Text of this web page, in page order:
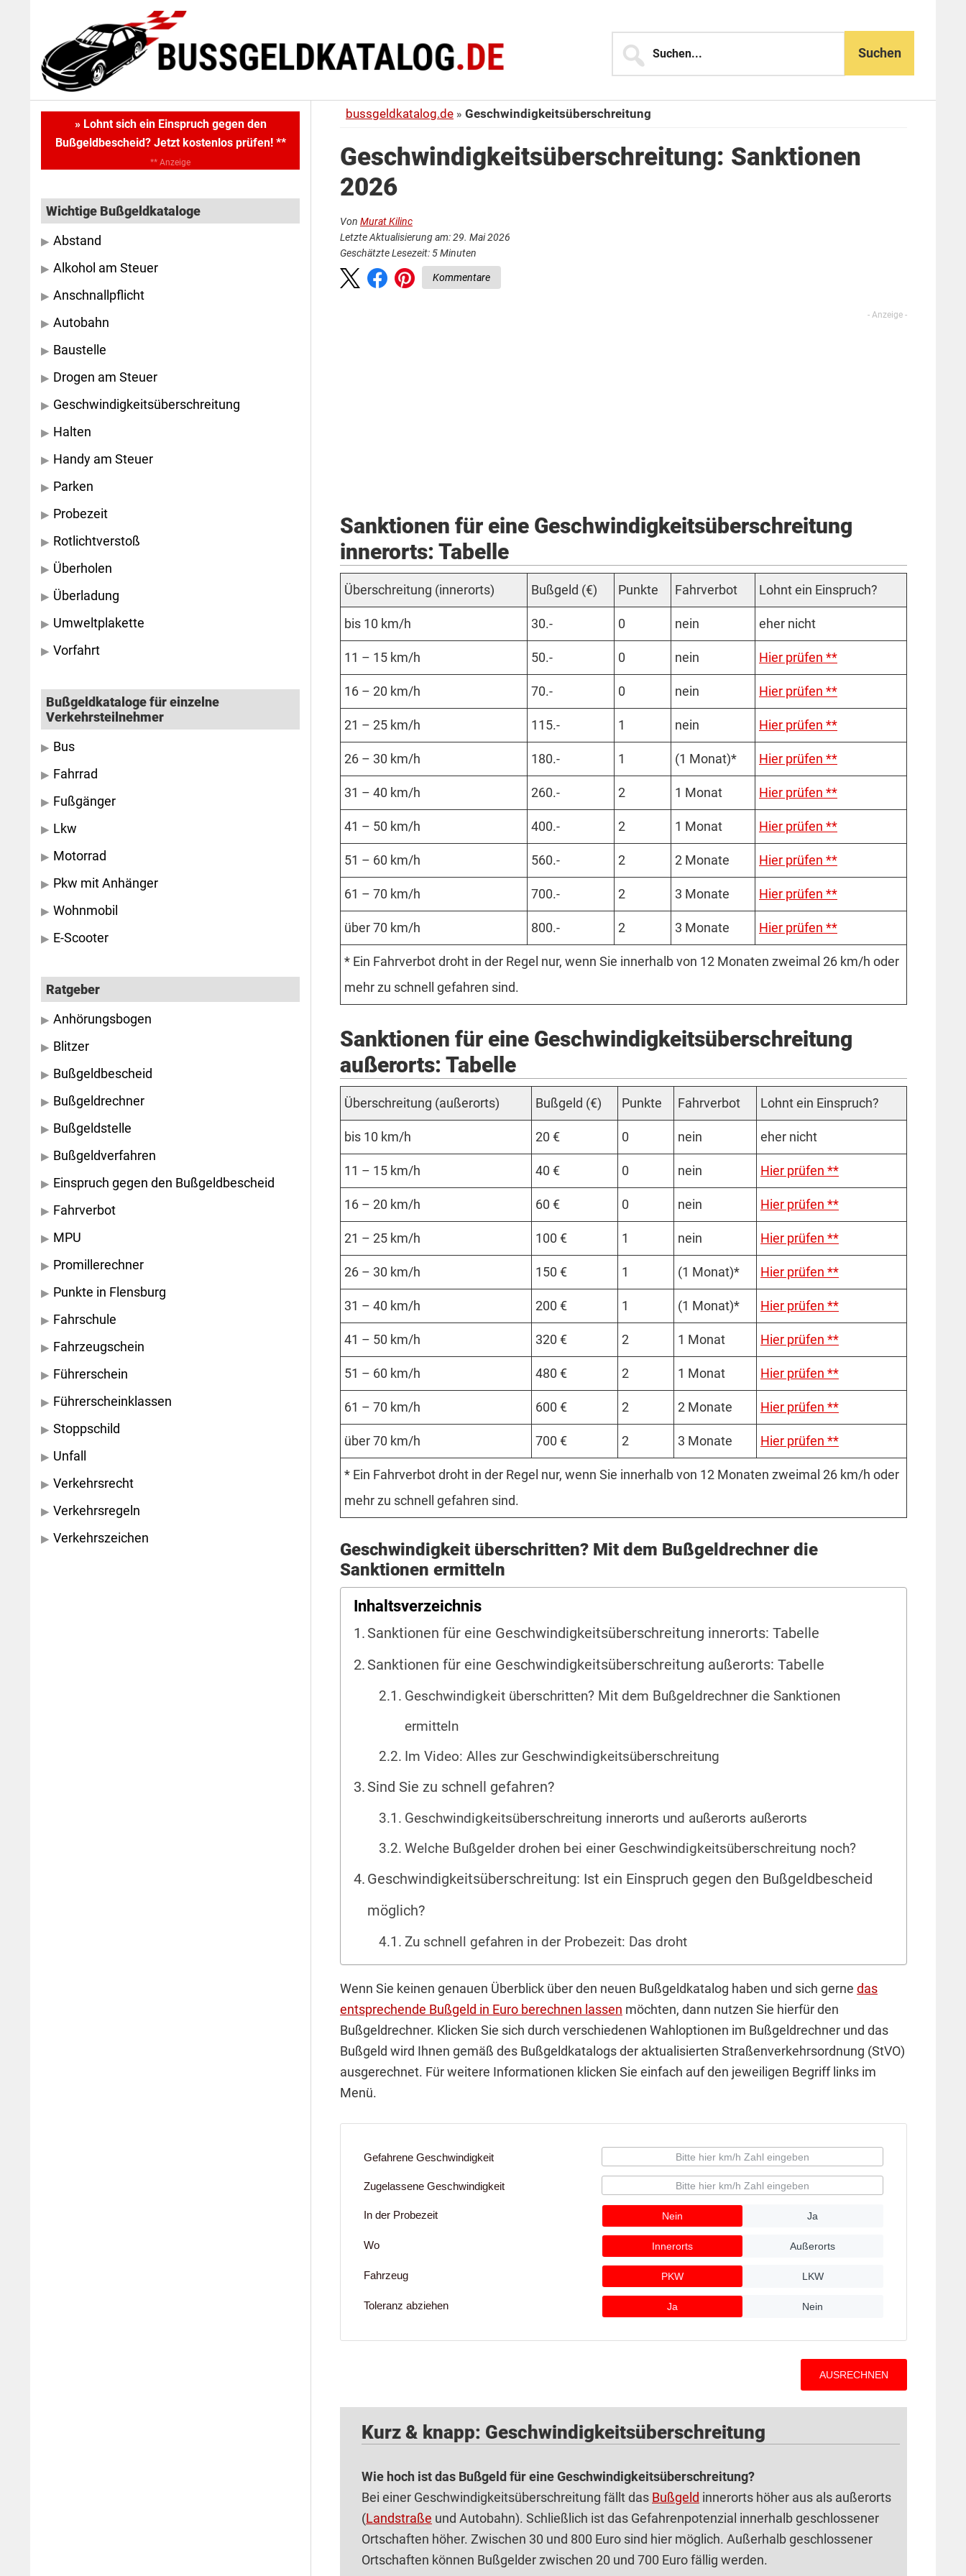
content
sidebar
bussgeldkatalog.de Geschwindigkeitsüberschreitung
Geschwindigkeitsüberschreitung: Sanktionen
2026
Von Murat Kilinc
Letzte Aktualisierung am: 29. Mai 2026
Geschätzte Lesezeit: 5Minuten
Kommentare
Sanktionen für eine Geschwindigkeits­überschreitung
innerorts: Tabelle
Über­schrei­tung (in­ner­orts) Buß­geld (€) Punk­te Fahr­ver­bot Lohnt ein Einspruch?
bis 10 km/h 30.- 0 nein eher nicht
11 – 15 km/h 50.- 0 nein Hier prüfen **
16 – 20 km/h 70.- 0 nein Hier prüfen **
21 – 25 km/h 115.- 1 nein Hier prüfen **
26 – 30 km/h 180.- 1 (1 Mo­­nat)* Hier prüfen **
31 – 40 km/h 260.- 2 1 Mo­nat Hier prüfen **
41 – 50 km/h 400.- 2 1 Mo­nat Hier prüfen **
51 – 60 km/h 560.- 2 2 Mo­nate Hier prüfen **
61 – 70 km/h 700.- 2 3 Mo­nate Hier prüfen **
über 70 km/h 800.- 2 3 Mo­nate Hier prüfen **
* Ein Fahr­verbot droht in der Regel nur, wenn Sie in­ner­halb von 12 Mo­na­ten zwei­mal 26 km/h oder
mehr zu schnell ge­fah­ren sind.
Sanktionen für eine Geschwindigkeits­überschreitung
außerorts: Tabelle
Über­schrei­tung (au­ßer­orts) Buß­geld (€) Punkte Fahr­verbot Lohnt ein Einspruch?
bis 10 km/h 20 € 0 nein eher nicht
11 – 15 km/h 40 € 0 nein Hier prüfen **
16 – 20 km/h 60 € 0 nein Hier prüfen **
21 – 25 km/h 100 € 1 nein Hier prüfen **
26 – 30 km/h 150 € 1 (1 Mo­­nat)* Hier prüfen **
31 – 40 km/h 200 € 1 (1 Mo­­nat)* Hier prüfen **
41 – 50 km/h 320 € 2 1 Mo­nat Hier prüfen **
51 – 60 km/h 480 € 2 1 Mo­nat Hier prüfen **
61 – 70 km/h 600 € 2 2 Mo­nate Hier prüfen **
über 70 km/h 700 € 2 3 Mo­nate Hier prüfen **
* Ein Fahr­verbot droht in der Regel nur, wenn Sie in­ner­halb von 12 Mo­na­ten zwei­mal 26 km/h oder
mehr zu schnell ge­fah­ren sind.
Geschwindigkeit überschritten? Mit dem Bußgeldrechner die
Sanktionen ermitteln
Inhaltsverzeichnis
Sanktionen für eine Geschwindigkeits­überschreitung innerorts: Tabelle
Sanktionen für eine Geschwindigkeits­überschreitung außerorts: Tabelle
Geschwindigkeit überschritten? Mit dem Bußgeldrechner die Sanktionen
ermitteln
Im Video: Alles zur Geschwindigkeitsüberschreitung
Sind Sie zu schnell gefahren?
Geschwindigkeitsüberschreitung innerorts und außerorts außerorts
Welche Bußgelder drohen bei einer Geschwindigkeitsüberschreitung noch?
Geschwindigkeitsüberschreitung: Ist ein Einspruch gegen den Bußgeldbescheid
möglich?
Zu schnell gefahren in der Probezeit: Das droht
Wenn Sie keinen genauen Überblick über den neuen Bußgeldkatalog haben und sich gerne das
entsprechende Bußgeld in Euro berechnen lassen möchten, dann nutzen Sie hierfür den
Bußgeldrechner. Klicken Sie sich durch verschiedenen Wahloptionen im Bußgeldrechner und das
Bußgeld wird Ihnen gemäß des Bußgeldkatalogs der aktualisierten Straßenverkehrsordnung (StVO)
ausgerechnet. Für weitere Informationen klicken Sie einfach auf den jeweiligen Begriff links im
Menü.
Kurz & knapp: Geschwindigkeitsüberschreitung
Wie hoch ist das Bußgeld für eine Geschwindigkeitsüberschreitung?
Bei einer Geschwindigkeitsüberschreitung fällt das Bußgeld innerorts höher aus als außerorts
(Landstraße und Autobahn). Schließlich ist das Gefahrenpotenzial innerhalb geschlossener
Ortschaften höher. Zwischen 30 und 800 Euro sind hier möglich. Außerhalb geschlossener
Ortschaften können Bußgelder zwischen 20 und 700 Euro fällig werden.
Primary
Sidebar
» Lohnt sich ein Einspruch gegen den
Bußgeldbescheid? Jetzt kostenlos prüfen! **
** Anzeige
Wichtige Bußgeldkataloge
Abstand
Alkohol am Steuer
Anschnallpflicht
Autobahn
Baustelle
Drogen am Steuer
Geschwindigkeitsüberschreitung
Halten
Handy am Steuer
Parken
Probezeit
Rotlichtverstoß
Überholen
Überladung
Umweltplakette
Vorfahrt
Bußgeldkataloge für einzelne
Verkehrsteilnehmer
Bus
Fahrrad
Fußgänger
Lkw
Motorrad
Pkw mit Anhänger
Wohnmobil
E-Scooter
Ratgeber
Anhörungsbogen
Blitzer
Bußgeldbescheid
Bußgeldrechner
Bußgeldstelle
Bußgeldverfahren
Einspruch gegen den Bußgeldbescheid
Fahrverbot
MPU
Promillerechner
Punkte in Flensburg
Fahrschule
Fahrzeugschein
Führerschein
Führerscheinklassen
Stoppschild
Unfall
Verkehrsrecht
Verkehrsregeln
Verkehrszeichen